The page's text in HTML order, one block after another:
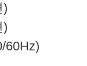
)
)
60Hz)